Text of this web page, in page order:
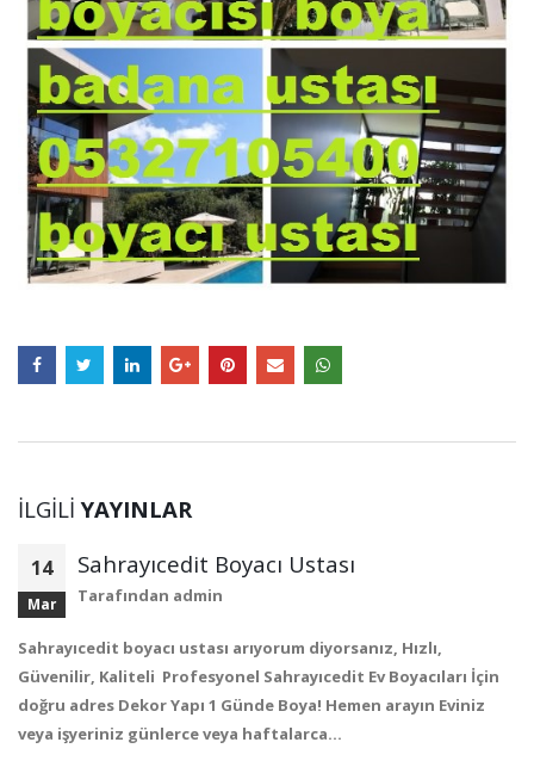
İLGILIYAYINLAR
14
Mar
Sahrayıcedit Boyacı Ustası
Tarafından admin
Sahrayıcedit boyacı ustası arıyorum diyorsanız, Hızlı,
Güvenilir, Kaliteli Profesyonel Sahrayıcedit Ev Boyacıları İçin
doğru adres Dekor Yapı 1 Günde Boya! Hemen arayın Eviniz
veya işyeriniz günlerce veya haftalarca…